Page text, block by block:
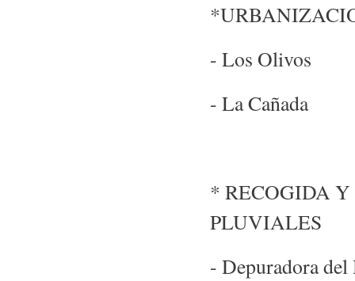
- Los Olivos
- La Cañada
* RECOGIDA
PLUVIALES
- Depuradora